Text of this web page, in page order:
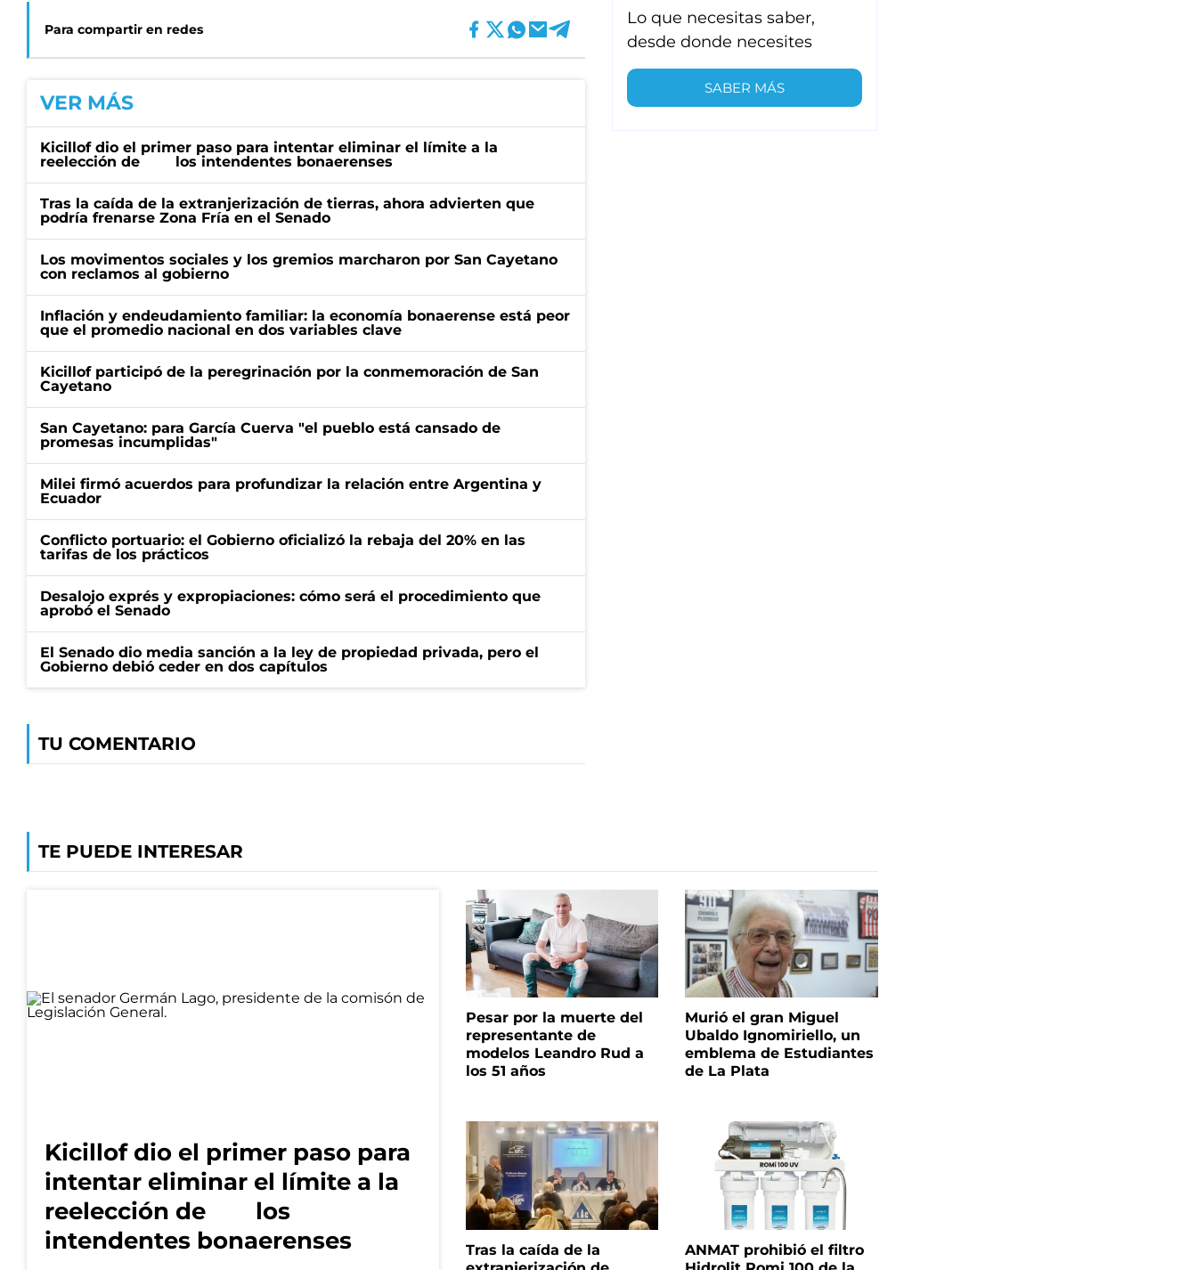
Para compartir en redes
VER MÁS
Kicillof dio el primer paso para intentar eliminar el límite a la
reelección de los intendentes bonaerenses
Tras la caída de la extranjerización de tierras, ahora advierten que
podría frenarse Zona Fría en el Senado
Los movimentos sociales y los gremios marcharon por San Cayetano
con reclamos al gobierno
Inflación y endeudamiento familiar: la economía bonaerense está peor
que el promedio nacional en dos variables clave
Kicillof participó de la peregrinación por la conmemoración de San
Cayetano
San Cayetano: para García Cuerva "el pueblo está cansado de
promesas incumplidas"
Milei firmó acuerdos para profundizar la relación entre Argentina y
Ecuador
Conflicto portuario: el Gobierno oficializó la rebaja del 20% en las
tarifas de los prácticos
Desalojo exprés y expropiaciones: cómo será el procedimiento que
aprobó el Senado
El Senado dio media sanción a la ley de propiedad privada, pero el
Gobierno debió ceder en dos capítulos
TU COMENTARIO
Lo que necesitas saber,
desde donde necesites
SABER MÁS
TE PUEDE INTERESAR
Kicillof dio el primer paso para
intentar eliminar el límite a la
reelección de los
intendentes bonaerenses
Pesar por la muerte del
representante de
modelos Leandro Rud a
los 51 años
Murió el gran Miguel
Ubaldo Ignomiriello, un
emblema de Estudiantes
de La Plata
Tras la caída de la
ANMAT prohibió el filtro